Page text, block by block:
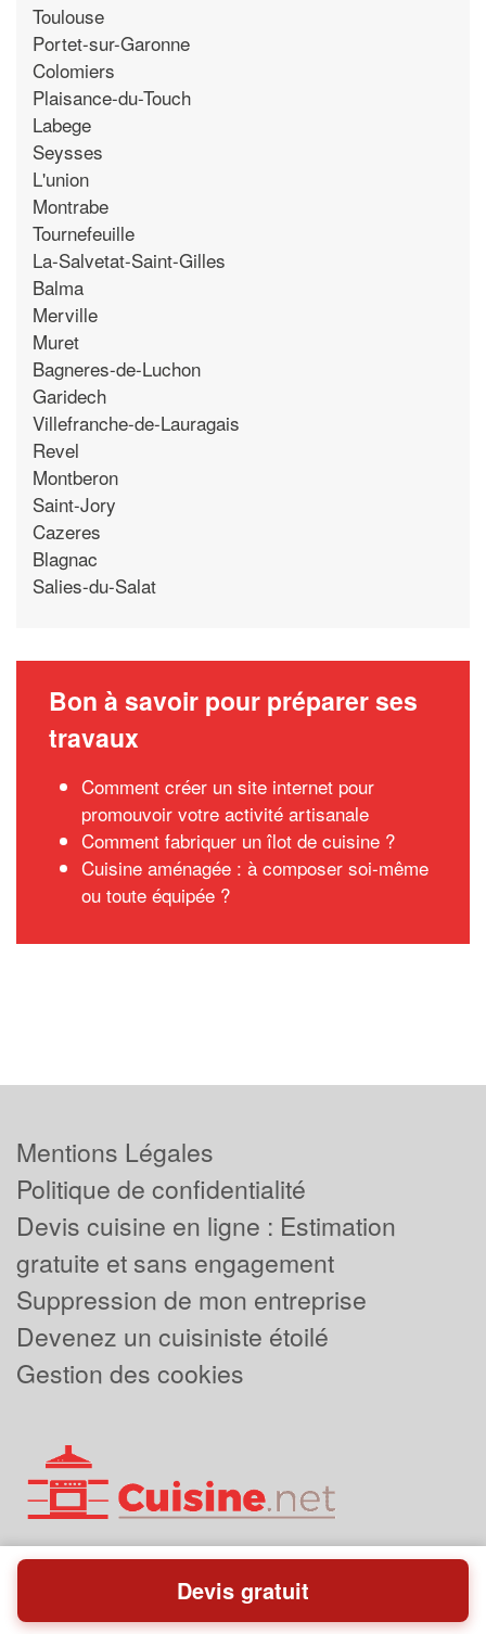
Toulouse
Portet-sur-Garonne
Colomiers
Plaisance-du-Touch
Labege
Seysses
L'union
Montrabe
Tournefeuille
La-Salvetat-Saint-Gilles
Balma
Merville
Muret
Bagneres-de-Luchon
Garidech
Villefranche-de-Lauragais
Revel
Montberon
Saint-Jory
Cazeres
Blagnac
Salies-du-Salat
Bon à savoir pour préparer ses
travaux
Comment créer un site internet pour
promouvoir votre activité artisanale
Comment fabriquer un îlot de cuisine ?
Cuisine aménagée : à composer soi-même
ou toute équipée ?
Mentions Légales
Politique de confidentialité
Devis cuisine en ligne : Estimation
gratuite et sans engagement
Suppression de mon entreprise
Devenez un cuisiniste étoilé
Gestion des cookies
Powered byPlus que pro
Devis gratuit